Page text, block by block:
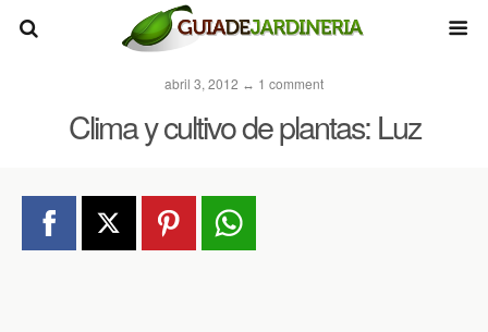
abril 3, 2012 ↔ 1 comment
Clima y cultivo de plantas: Luz